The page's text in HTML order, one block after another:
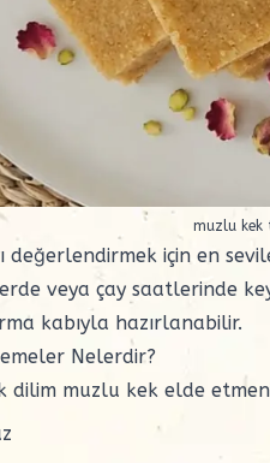
muzlu
değerlendirmek için en
veya çay saatlerinde
kabıyla hazırlanabilir.
Nelerdir?
dilim muzlu kek elde